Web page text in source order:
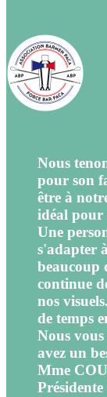
Nous
pour son
être à
idéal pour
Une
s'adapter
beaucoup
continue
nos
de temps
Nous
avez un
Mme